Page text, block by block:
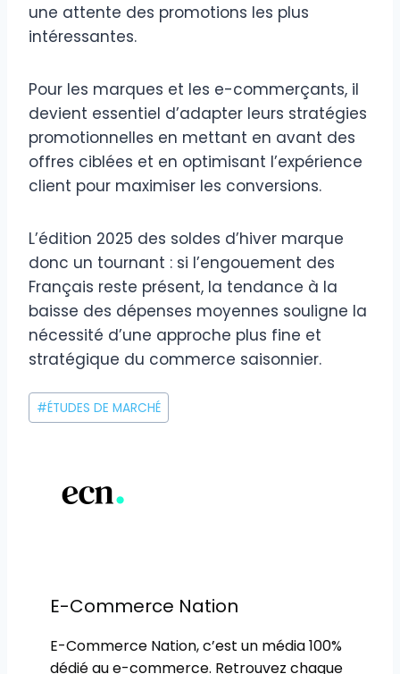
une attente des promotions les plus
intéressantes.
Pour les marques et les e-commerçants, il
devient essentiel d’adapter leurs stratégies
promotionnelles en mettant en avant des
offres ciblées et en optimisant l’expérience
client pour maximiser les conversions.
L’édition 2025 des soldes d’hiver marque
donc un tournant : si l’engouement des
Français reste présent, la tendance à la
baisse des dépenses moyennes souligne la
nécessité d’une approche plus fine et
stratégique du commerce saisonnier.
Étiquettes
de
#ÉTUDES DE MARCHÉ
E-Commerce Nation
E-Commerce Nation, c’est un média 100%
dédié au e-commerce. Retrouvez chaque